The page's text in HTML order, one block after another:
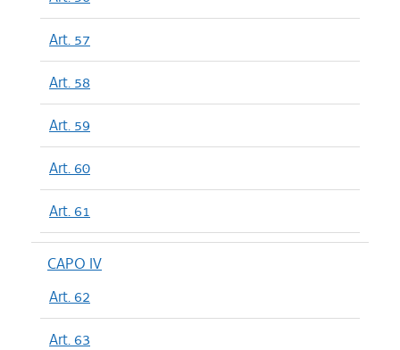
Art. 57
Art. 58
Art. 59
Art. 60
Art. 61
CAPO IV
Art. 62
Art. 63